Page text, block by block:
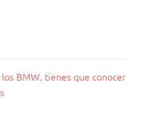
BMW, tienes que conocer